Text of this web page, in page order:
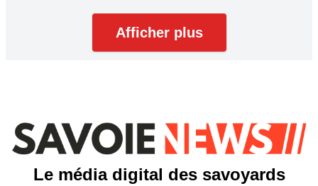
Afficher plus
Le média digital des savoyards